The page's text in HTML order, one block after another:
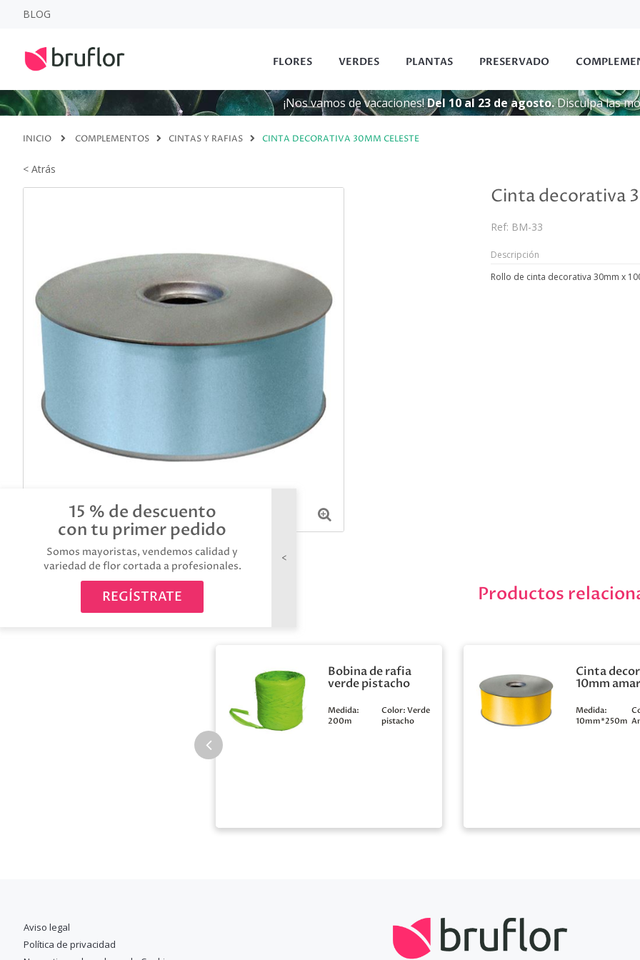
15 % de descuento
con tu primer pedido
Somos mayoristas, vendemos calidad y
variedad de flor cortada a profesionales.
REGÍSTRATE
BLOG
FLORES VERDES PLANTAS PRESERVADO
¡Nos vamos de vacaciones!Del 10 al 23 de agosto.Disculpa las
INICIO COMPLEMENTOS CINTAS Y RAFIAS CINTA DECORATIVA 30MM CELESTE
< Atrás
Cinta decorativa
Ref: BM-33
Descripción
Rollo de cinta decorativa 30mm x
Productos
Bobina de rafia
verde pistacho
Medida:
200m
Color: Verde
pistacho
Cinta
10mm
Medida:
10mm*250m
Aviso legal
Política de privacidad